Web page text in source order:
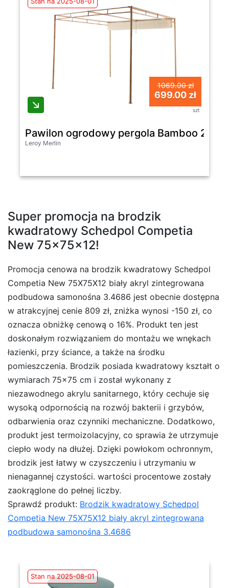
1069.00 zł
699.00 zł
szt
Pawilon ogrodowy pergola Bamboo
Leroy Merlin
Super promocja na brodzik
kwadratowy Schedpol Competia
New 75x75x12!
Promocja cenowa na brodzik kwadratowy Schedpol
Competia New 75X75X12 biały akryl zintegrowana
podbudowa samonośna 3.4686 jest obecnie dostępna
w atrakcyjnej cenie 809 zł, zniżka wynosi -150 zł, co
oznacza obniżkę cenową o 16%. Produkt ten jest
doskonałym rozwiązaniem do montażu we wnękach
łazienki, przy ściance, a także na środku
pomieszczenia. Brodzik posiada kwadratowy kształt o
wymiarach 75×75 cm i został wykonany z
niezawodnego akrylu sanitarnego, który cechuje się
wysoką odpornością na rozwój bakterii i grzybów,
odbarwienia oraz czynniki mechaniczne. Dodatkowo,
produkt jest termoizolacyjny, co sprawia że utrzymuje
ciepło wody na dłużej. Dzięki powłokom ochronnym,
brodzik jest łatwy w czyszczeniu i utrzymaniu w
nienagannej czystości. wartości procentowe zostały
zaokrąglone do pełnej liczby.
Sprawdź produkt: Brodzik kwadratowy Schedpol
Competia New 75X75X12 biały akryl zintegrowana
podbudowa samonośna 3.4686
Stan na 2025-08-01